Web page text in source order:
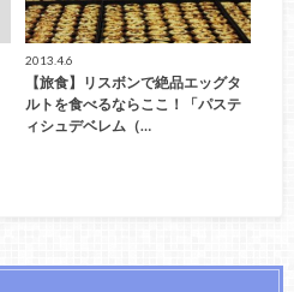
2013.4.6
【旅食】リスボンで絶品エッグタ
ルトを食べるならここ！「パステ
ィシュデベレム（…